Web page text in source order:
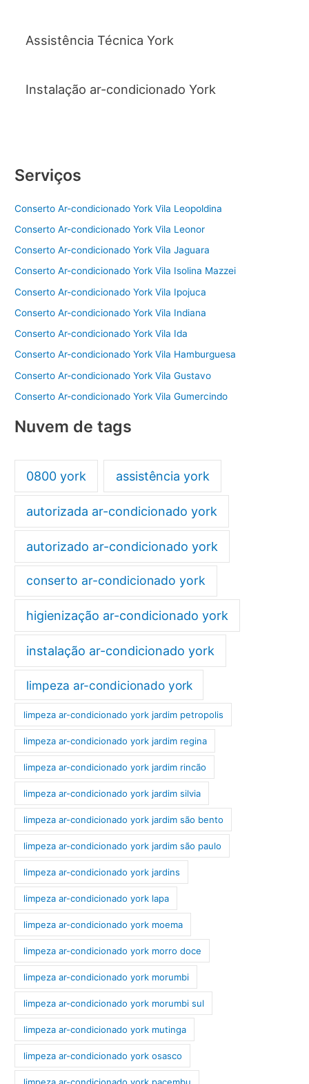
Assistência Técnica York
Instalação ar-condicionado York
Serviços
Conserto Ar-condicionado York Vila Leopoldina
Conserto Ar-condicionado York Vila Leonor
Conserto Ar-condicionado York Vila Jaguara
Conserto Ar-condicionado York Vila Isolina Mazzei
Conserto Ar-condicionado York Vila Ipojuca
Conserto Ar-condicionado York Vila Indiana
Conserto Ar-condicionado York Vila Ida
Conserto Ar-condicionado York Vila Hamburguesa
Conserto Ar-condicionado York Vila Gustavo
Conserto Ar-condicionado York Vila Gumercindo
Nuvem de tags
0800 york assistência york
autorizada ar-condicionado york
autorizado ar-condicionado york
conserto ar-condicionado york
higienização ar-condicionado york
instalação ar-condicionado york
limpeza ar-condicionado york
limpeza ar-condicionado york jardim petropolis
limpeza ar-condicionado york jardim regina
limpeza ar-condicionado york jardim rincão
limpeza ar-condicionado york jardim silvia
limpeza ar-condicionado york jardim são bento
limpeza ar-condicionado york jardim são paulo
limpeza ar-condicionado york jardins
limpeza ar-condicionado york lapa
limpeza ar-condicionado york moema
limpeza ar-condicionado york morro doce
limpeza ar-condicionado york morumbi
limpeza ar-condicionado york morumbi sul
limpeza ar-condicionado york mutinga
limpeza ar-condicionado york osasco